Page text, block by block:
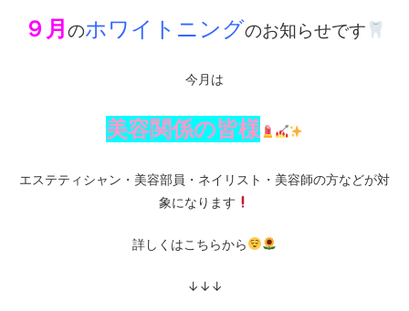
９月 のホワイトニングのお知らせです
今月は
美容関係の皆様
エステティシャン・美容部員・ネイリスト・美容師の方などが対
象になります
詳しくはこちらから
↓↓↓